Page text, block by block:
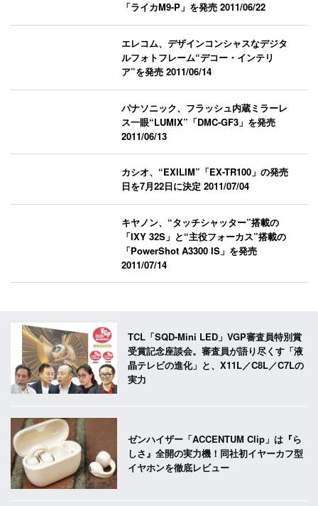
「ライカM9-P」を発売2011/06/22
エレコム、デザインコンシャスなデジタ
ルフォトフレーム“デコー・インテリ
ア”を発売2011/06/14
パナソニック、フラッシュ内蔵ミラーレ
ス一眼“LUMIX”「DMC-GF3」を発売
2011/06/13
カシオ、“EXILIM”「EX-TR100」の発売
日を7月22日に決定2011/07/04
キヤノン、“タッチシャッター”搭載の
「IXY 32S」と“主役フォーカス”搭載の
「PowerShot A3300 IS」を発売
2011/07/14
TCL「SQD-Mini LED」VGP審査員特別賞
受賞記念座談会。審査員が語り尽くす「液
晶テレビの進化」と、X11L／C8L／C7Lの
実力
ゼンハイザー「ACCENTUM Clip」は『ら
しさ』全開の実力機！同社初イヤーカフ型
イヤホンを徹底レビュー